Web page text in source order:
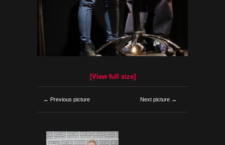
[View full size]
← Previous picture Next picture →